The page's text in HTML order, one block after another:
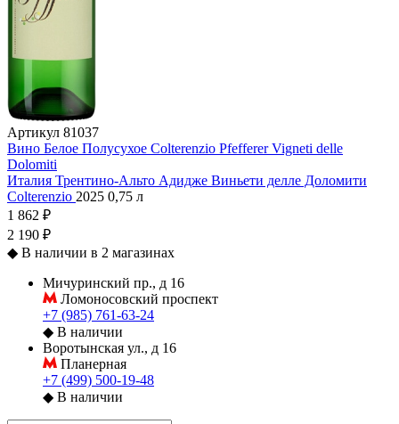
Артикул 81037
Вино Белое Полусухое Colterenzio Pfefferer Vigneti delle
Dolomiti
Италия Трентино-Альто Адидже Виньети делле Доломити
Colterenzio 2025 0,75 л
1 862 ₽
2 190 ₽
◆ В наличии в 2 магазинах
Мичуринский пр., д 16
Ломоносовский проспект
+7 (985) 761-63-24
◆ В наличии
Воротынская ул., д 16
Планерная
+7 (499) 500-19-48
◆ В наличии